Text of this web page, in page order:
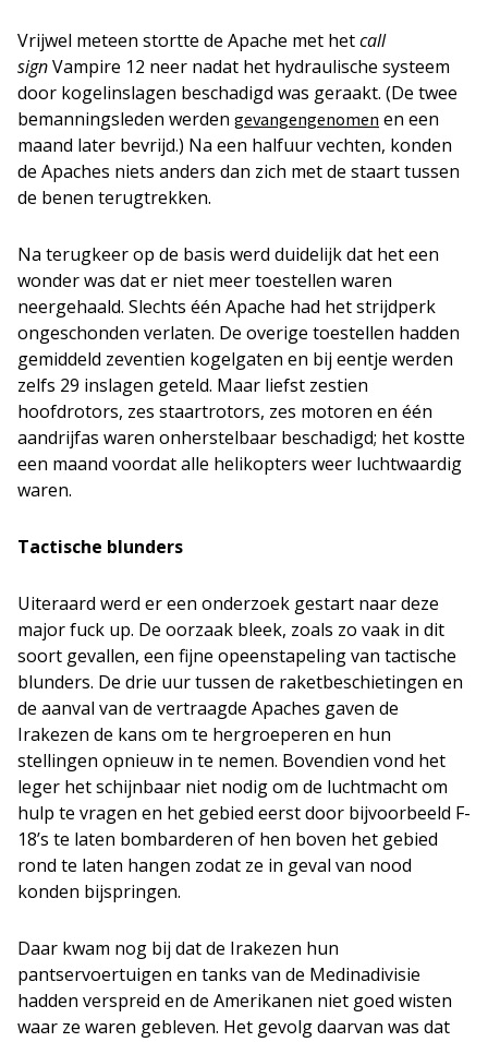
Vrijwel meteen stortte de Apache met hetcall
signVampire 12 neer nadat het hydraulische systeem
door kogelinslagen beschadigd was geraakt. (De twee
bemanningsleden werden gevangengenomen en een
maand later bevrijd.) Na een halfuur vechten, konden
de Apaches niets anders dan zich met de staart tussen
de benen terugtrekken.
Na terugkeer op de basis werd duidelijk dat het een
wonder was dat er niet meer toestellen waren
neergehaald. Slechts één Apache had het strijdperk
ongeschonden verlaten. De overige toestellen hadden
gemiddeld zeventien kogelgaten en bij eentje werden
zelfs 29 inslagen geteld. Maar liefst zestien
hoofdrotors, zes staartrotors, zes motoren en één
aandrijfas waren onherstelbaar beschadigd; het kostte
een maand voordat alle helikopters weer luchtwaardig
waren.
Tactische blunders
Uiteraard werd er een onderzoek gestart naar deze
major fuck up. De oorzaak bleek, zoals zo vaak in dit
soort gevallen, een fijne opeenstapeling van tactische
blunders. De drie uur tussen de raketbeschietingen en
de aanval van de vertraagde Apaches gaven de
Irakezen de kans om te hergroeperen en hun
stellingen opnieuw in te nemen. Bovendien vond het
leger het schijnbaar niet nodig om de luchtmacht om
hulp te vragen en het gebied eerst door bijvoorbeeld F-
18’s te laten bombarderen of hen boven het gebied
rond te laten hangen zodat ze in geval van nood
konden bijspringen.
Daar kwam nog bij dat de Irakezen hun
pantservoertuigen en tanks van de Medinadivisie
hadden verspreid en de Amerikanen niet goed wisten
waar ze waren gebleven. Het gevolg daarvan was dat